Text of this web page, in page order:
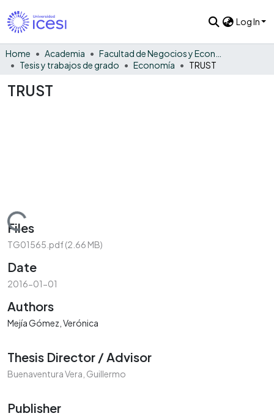
Log In
Home Academia
Tesis y trabajos de grado
Economía TRUST
TRUST
Loading...
Files
TG01565.pdf(2.66 MB)
Date
2016-01-01
Authors
Mejía Gómez, Verónica
Thesis Director / Advisor
Buenaventura Vera, Guillermo
Publisher